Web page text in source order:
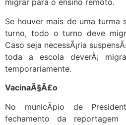
migrar para o ensino remoto.
Se houver mais de uma turma
turno, todo o turno deve
Caso seja necessÃ¡ria
toda a escola deverÃ¡
temporariamente.
VacinaÃ§Ã£o
No municÃ­pio de
fechamento da reportagem